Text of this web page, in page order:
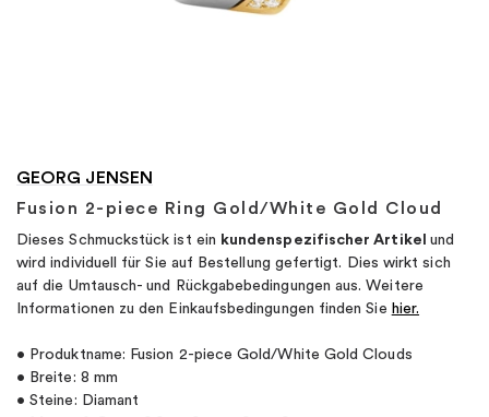
GEORG JENSEN
Fusion 2-piece Ring Gold/White Gold Cloud
Dieses Schmuckstück ist ein kundenspezifischer Artikel und
wird individuell für Sie auf Bestellung gefertigt. Dies wirkt sich
auf die Umtausch- und Rückgabebedingungen aus. Weitere
Informationen zu den Einkaufsbedingungen finden Sie hier.
• Produktname: Fusion 2-piece Gold/White Gold Clouds
• Breite: 8 mm
• Steine: Diamant